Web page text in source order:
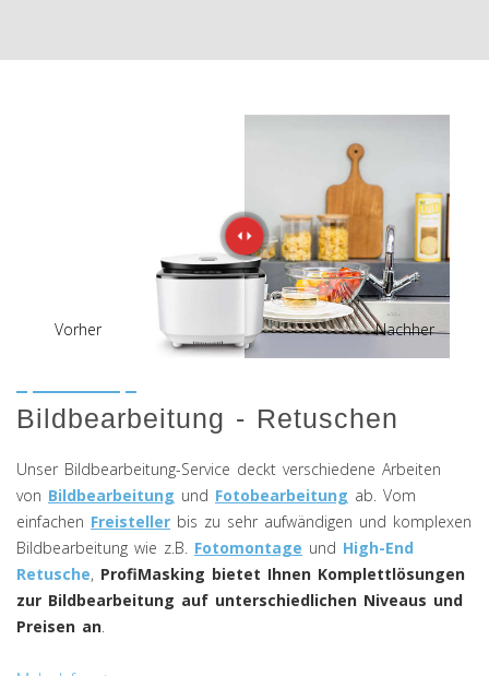
Nachher
Vorher
Bildbearbeitung - Retuschen
Unser Bildbearbeitung-Service deckt verschiedene Arbeiten
von Bildbearbeitung und Fotobearbeitung ab. Vom
einfachen Freisteller bis zu sehr aufwändigen und komplexen
Bildbearbeitung wie z.B. Fotomontage und High-End
Retusche, ProfiMasking bietet Ihnen Komplettlösungen
zur Bildbearbeitung auf unterschiedlichen Niveaus und
Preisen an